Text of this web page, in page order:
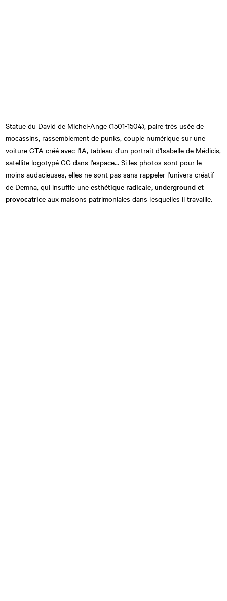
Statue du David de Michel-Ange (1501-1504), paire très usée de
mocassins, rassemblement de punks, couple numérique sur une
voiture GTA créé avec l'IA, tableau d'un portrait d'Isabelle de Médicis,
satellite logotypé GG dans l'espace… Si les photos sont pour le
moins audacieuses, elles ne sont pas sans rappeler l'univers créatif
de Demna, qui insuffle uneesthétique radicale, underground et
provocatrice aux maisons patrimoniales dans lesquelles il travaille.